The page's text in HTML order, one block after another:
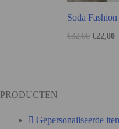
Soda
€32,00 €22,00
PRODUCTEN
Gepersonaliseerde